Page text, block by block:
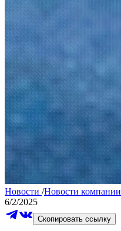
Новости /Новости компании
6/2/2025
Скопировать ссылку